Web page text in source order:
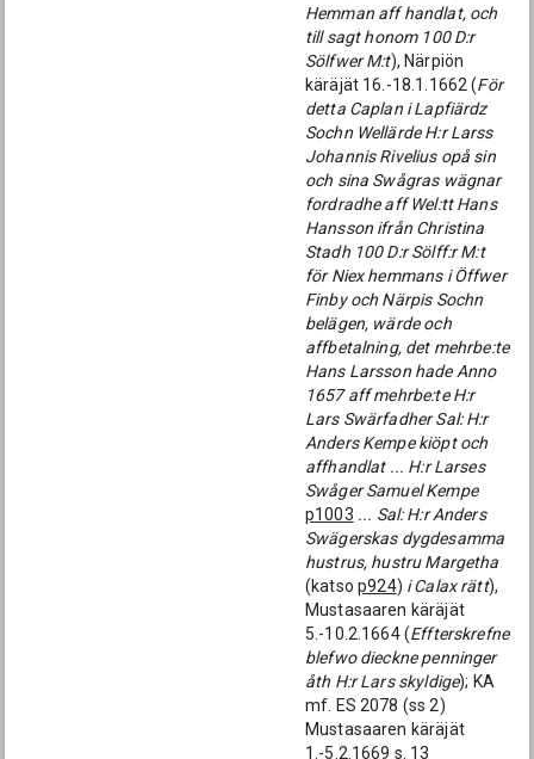
Hemman aff handlat, och
till sagt honom 100 D:r
Sölfwer M:t), Närpiön
käräjät 16.-18.1.1662 (För
detta Caplan i Lapfiärdz
Sochn Wellärde H:r Larss
Johannis Rivelius opå sin
och sina Swågras wägnar
fordradhe aff Wel:tt Hans
Hansson ifrån Christina
Stadh 100 D:r Sölff:r M:t
för Niex hemmans i Öffwer
Finby och Närpis Sochn
belägen, wärde och
affbetalning, det mehrbe:te
Hans Larsson hade Anno
1657 aff mehrbe:te H:r
Lars Swärfadher Sal: H:r
Anders Kempe kiöpt och
affhandlat ... H:r Larses
Swåger Samuel Kempe
p1003 ... Sal: H:r Anders
Swägerskas dygdesamma
hustrus, hustru Margetha
(katsop924) i Calax rätt),
Mustasaaren käräjät
5.-10.2.1664 (Effterskrefne
blefwo dieckne penninger
åth H:r Lars skyldige); KA
mf. ES 2078 (ss 2)
Mustasaaren käräjät
1.-5.2.1669 s. 13